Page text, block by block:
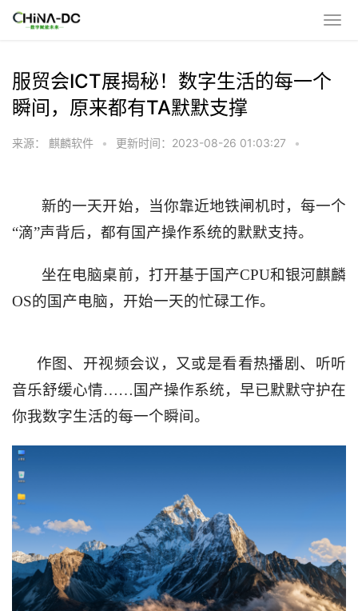
服贸会ICT展揭秘！数字生活的每一个
瞬间，原来都有TA默默支撑
来源： 麒麟软件 • 更新时间：2023-08-26 01:03:27 •
新的一天开始，当你靠近地铁闸机时，每一个
“滴”声背后，都有国产操作系统的默默支持。
坐在电脑桌前，打开基于国产CPU和银河麒麟
OS的国产电脑，开始一天的忙碌工作。
作图、开视频会议，又或是看看热播剧、听听
音乐舒缓心情…… 国产操作系统，早已默默守护在
你我数字生活的每一个瞬间。